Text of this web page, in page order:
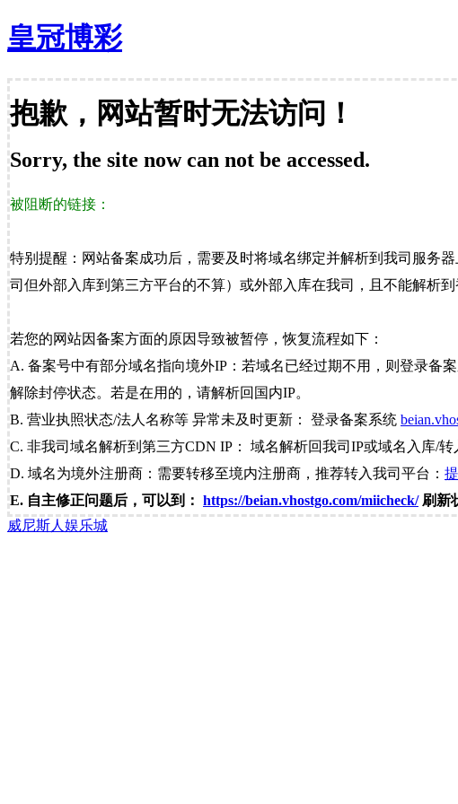
皇冠博彩
抱歉，网站暂时无法访问！
Sorry, the site now can not be accessed.
被阻断的链接：
特别提醒：网站备案成功后，需要及时将域名绑定并解析到我司服务
司但外部入库到第三方平台的不算）或外部入库在我司，且不能解析
若您的网站因备案方面的原因导致被暂停，恢复流程如下：
A. 备案号中有部分域名指向境外IP：若域名已经过期不用，则登录备
解除封停状态。若是在用的，请解析回国内IP。
B. 营业执照状态/法人名称等 异常未及时更新： 登录备案系统
C. 非我司域名解析到第三方CDN IP： 域名解析回我司IP或域名入库/转
D. 域名为境外注册商：需要转移至境内注册商，推荐转入我司平台：
E. 自主修正问题后，可以到： https://beian.vhostgo.com/miicheck/刷新
威尼斯人娱乐城